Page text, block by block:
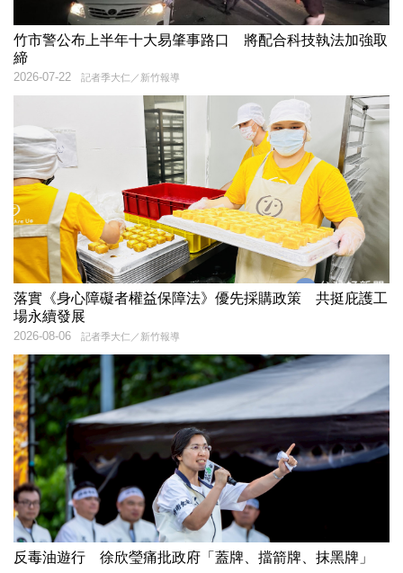
竹市警公布上半年十大易肇事路口 將配合科技執法加強取
締
記者季大仁／新竹報導
2026-07-22
落實《身心障礙者權益保障法》優先採購政策 共挺庇護工
場永續發展
記者季大仁／新竹報導
2026-08-06
反毒油遊行 徐欣瑩痛批政府「蓋牌、擋箭牌、抹黑牌」